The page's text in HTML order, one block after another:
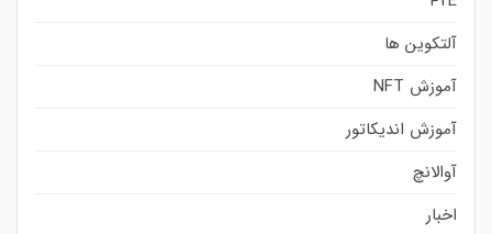
آلتکوین ها
آموزش NFT
آموزش اندیکاتور
آوالانچ
اخبار